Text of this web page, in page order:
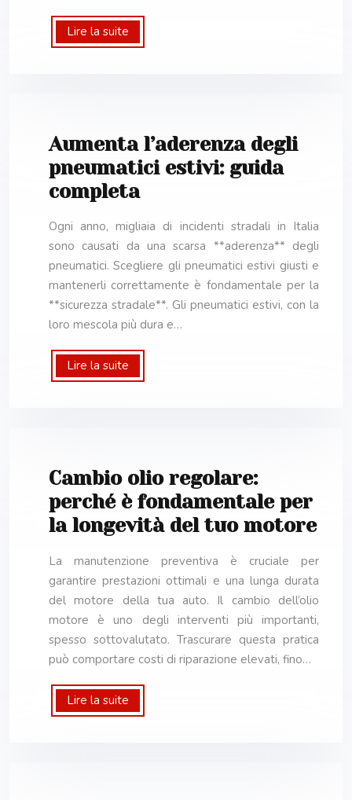
Lire la suite
Aumenta l’aderenza degli
pneumatici estivi: guida
completa
Ogni anno, migliaia di incidenti stradali in Italia
sono causati da una scarsa **aderenza** degli
pneumatici. Scegliere gli pneumatici estivi giusti e
mantenerli correttamente è fondamentale per la
**sicurezza stradale**. Gli pneumatici estivi, con la
loro mescola più dura e…
Lire la suite
Cambio olio regolare:
perché è fondamentale per
la longevità del tuo motore
La manutenzione preventiva è cruciale per
garantire prestazioni ottimali e una lunga durata
del motore della tua auto. Il cambio dell’olio
motore è uno degli interventi più importanti,
spesso sottovalutato. Trascurare questa pratica
può comportare costi di riparazione elevati, fino…
Lire la suite